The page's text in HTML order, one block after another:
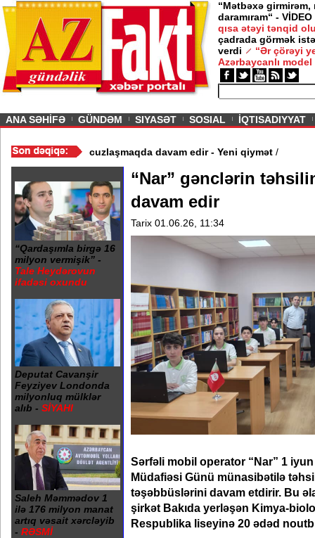
“Mətbəxə girmirəm,
daramıram“ - VİDEO
qısa ətəyi tənqid
çadrada görmək
verdi
“Ər çörəyi
Azərbaycanlı model
ANA SƏHİFƏ GÜNDƏM SIYASƏT SOSIAL İQTISADIYYAT
/ Azərbaycan nefti ucuzlaşmaqda davam edir - Yeni qiymət
“Qardaşımla birgə 16
milyon vermişik” -
Tale Heydərovun
ifadəsi oxundu
Deputat Cavanşir
Feyziyev Londonda
milyonluq mülklər
alıb - SİYAHI
Saleh Məmmədov 1
ilə 176 milyon manat
artıq vəsait xərcləyib
- RƏSMİ
“Nar” gənclərin
davam edir
Tarix 01.06.26, 11:34
Sərfəli mobil operator “Nar” 1
Müdafiəsi Günü münasibətilə
təşəbbüslərini davam etdirir. Bu
şirkət Bakıda yerləşən Kimya-
Respublika liseyinə 20 ədəd